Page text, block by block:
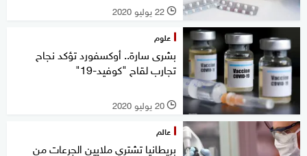
l 22 يوليو 2020
علوم
بشرى سارة.. أوكسفورد تؤكد نجاح
تجارب لقاح "كوفيد-19"
l 20 يوليو 2020
عالم
بريطانيا تشتري ملايين الجرعات من